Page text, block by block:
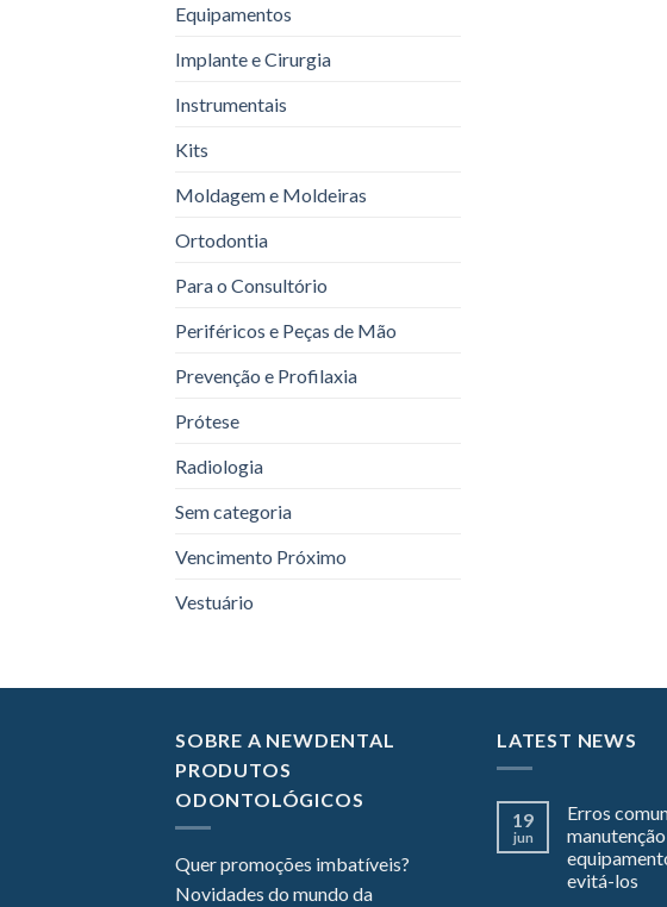
Equipamentos
Implante e Cirurgia
Instrumentais
Kits
Moldagem e Moldeiras
Ortodontia
Para o Consultório
Periféricos e Peças de Mão
Prevenção e Profilaxia
Prótese
Radiologia
Sem categoria
Vencimento Próximo
Vestuário
SOBRE A NEWDENTAL
PRODUTOS
ODONTOLÓGICOS
Quer promoções imbatíveis?
Novidades do mundo da
LATEST NEWS
19
jun
Erros
evitá-los